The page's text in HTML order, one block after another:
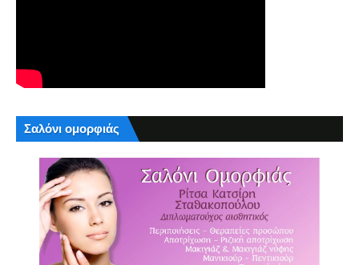
Σαλόνι ομορφιάς